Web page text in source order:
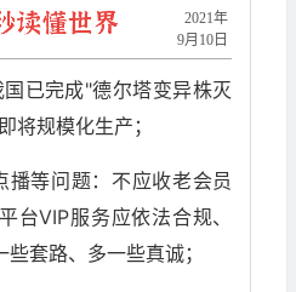
2021年
9月10日
已完成"德尔塔变异株灭
将规模化生产；
播等问题：不应收老会员
台VIP服务应依法合规、
套路、多一些真诚；